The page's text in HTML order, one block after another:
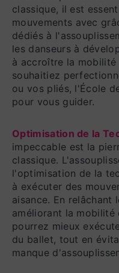
classique, il est
mouvements avec
dédiés à
les danseurs à
à accroître la
souhaitiez
ou vos pliés, l'École
pour vous guider.
Optimisation de la
impeccable est la
classique.
l'optimisation de la
à exécuter des
aisance. En relâchant
améliorant la
pourrez mieux
du ballet, tout en
manque